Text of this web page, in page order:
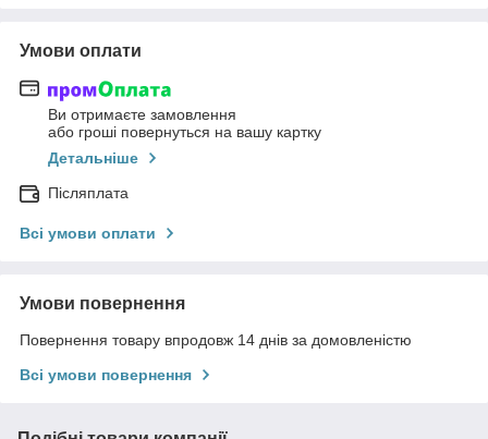
Умови оплати
Ви отримаєте замовлення
або гроші повернуться на вашу картку
Детальніше
Післяплата
Всі умови оплати
Умови повернення
Повернення товару впродовж 14 днів за домовленістю
Всі умови повернення